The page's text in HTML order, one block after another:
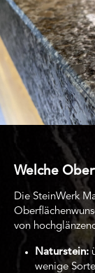
Welche
Die SteinWerk
von
Naturstein:
wenige